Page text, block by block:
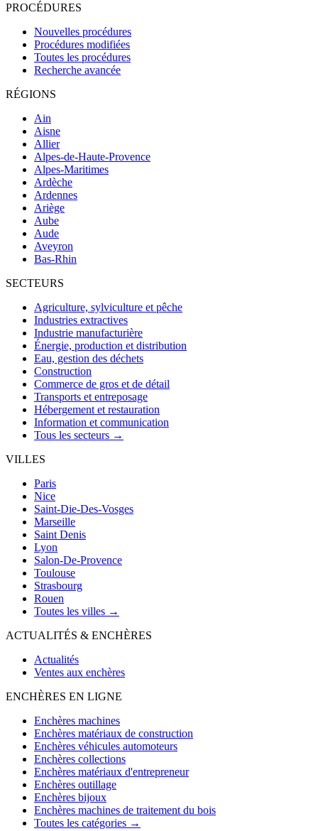
PROCÉDURES
Nouvelles procédures
Procédures modifiées
Toutes les procédures
Recherche avancée
RÉGIONS
Ain
Aisne
Allier
Alpes-de-Haute-Provence
Alpes-Maritimes
Ardèche
Ardennes
Ariège
Aube
Aude
Aveyron
Bas-Rhin
SECTEURS
Agriculture, sylviculture et pêche
Industries extractives
Industrie manufacturière
Énergie, production et distribution
Eau, gestion des déchets
Construction
Commerce de gros et de détail
Transports et entreposage
Hébergement et restauration
Information et communication
Tous les secteurs →
VILLES
Paris
Nice
Saint-Die-Des-Vosges
Marseille
Saint Denis
Lyon
Salon-De-Provence
Toulouse
Strasbourg
Rouen
Toutes les villes →
ACTUALITÉS & ENCHÈRES
Actualités
Ventes aux enchères
ENCHÈRES EN LIGNE
Enchères machines
Enchères matériaux de construction
Enchères véhicules automoteurs
Enchères collections
Enchères matériaux d'entrepreneur
Enchères outillage
Enchères bijoux
Enchères machines de traitement du bois
Toutes les catégories →